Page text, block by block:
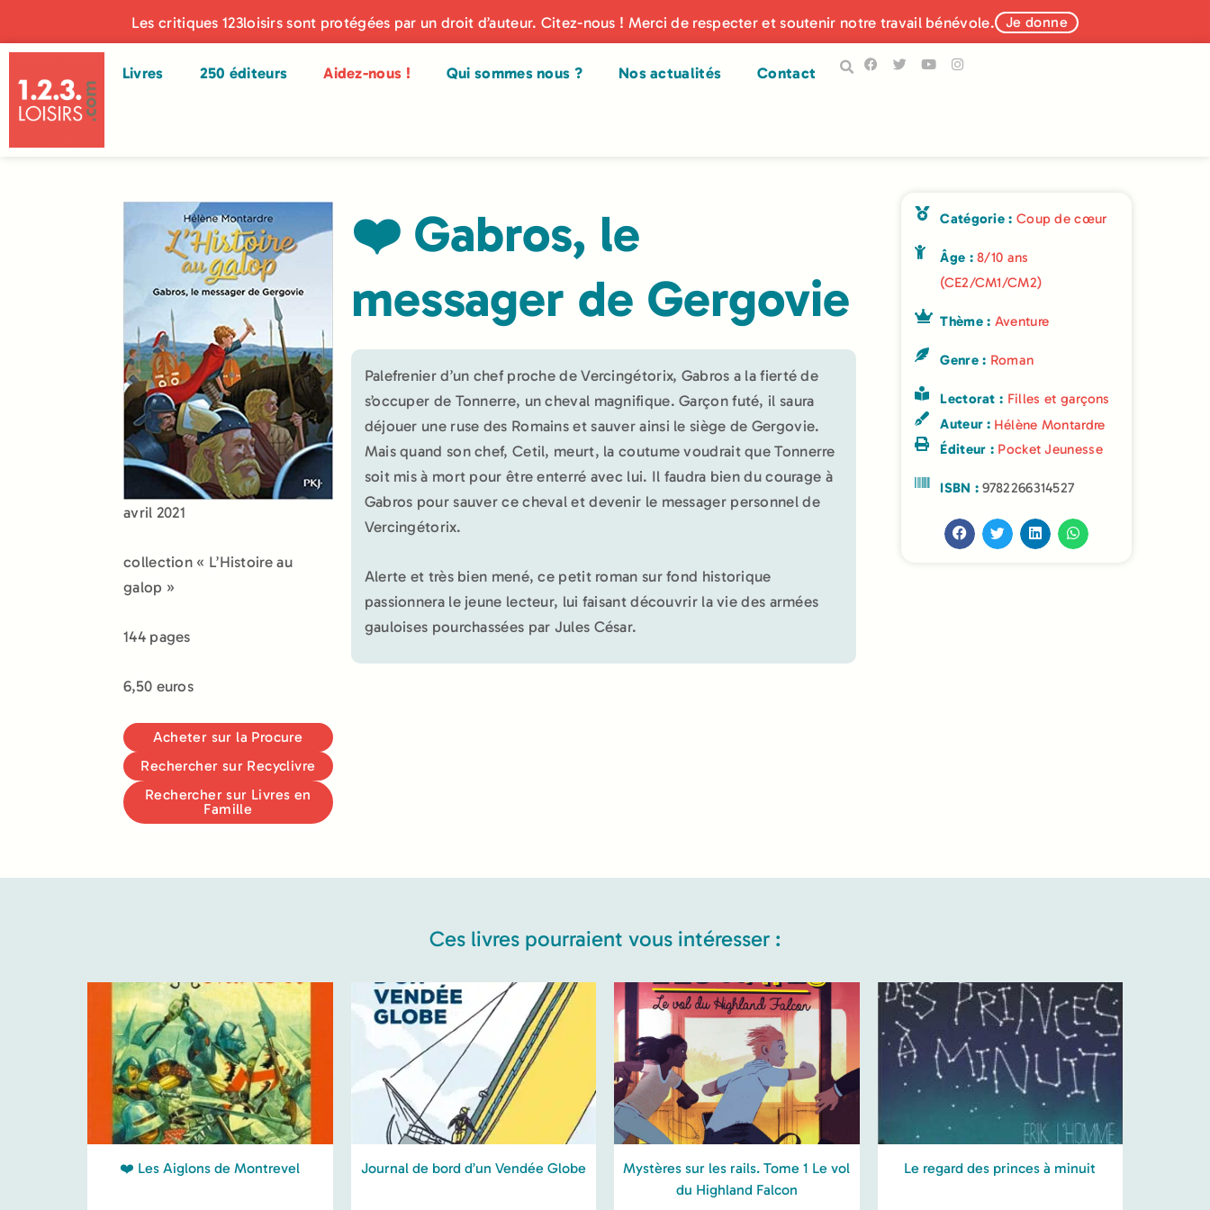
Les critiques 123loisirs sont protégées par un droit d’auteur. Citez-nous ! Merci de respecter et soutenir notre travail bénévole. Je donne
Livres 250 éditeurs Aidez-nous ! Qui sommes nous ? Nos actualités Contact
avril 2021
collection « L’Histoire au
galop »
144 pages
6,50 euros
Acheter sur la Procure
Rechercher sur Recyclivre
Rechercher sur Livres en
Famille
❤️ Gabros, le
messager de Gergovie
Palefrenier d’un chef proche de Vercingétorix, Gabros a la fierté de
s’occuper de Tonnerre, un cheval magnifique. Garçon futé, il saura
déjouer une ruse des Romains et sauver ainsi le siège de Gergovie.
Mais quand son chef, Cetil, meurt, la coutume voudrait que Tonnerre
soit mis à mort pour être enterré avec lui. Il faudra bien du courage à
Gabros pour sauver ce cheval et devenir le messager personnel de
Vercingétorix.
Alerte et très bien mené, ce petit roman sur fond historique
passionnera le jeune lecteur, lui faisant découvrir la vie des armées
gauloises pourchassées par Jules César.
Catégorie : Coup de cœur
Âge :8/10 ans
(CE2/CM1/CM2)
Thème : Aventure
Genre : Roman
Lectorat : Filles et garçons
Auteur : Hélène Montardre
Éditeur : Pocket Jeunesse
ISBN :9782266314527
Ces livres pourraient vous intéresser :
❤️ Les Aiglons de Montrevel Journal de bord d’un Vendée Globe
Mystères sur les rails. Tome 1 Le vol
du Highland Falcon
Le regard des princes à minuit